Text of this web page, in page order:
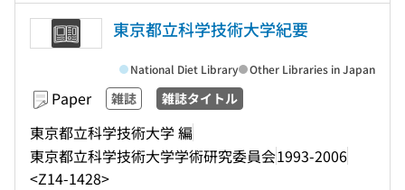
東京都立科学技術大学紀要
Paper 雑誌 雑誌タイトル
東京都立科学技術大学 編
東京都立科学技術大学学術研究委員会1993-2006
<Z14-1428>
National Diet Library Other Libraries in Japan